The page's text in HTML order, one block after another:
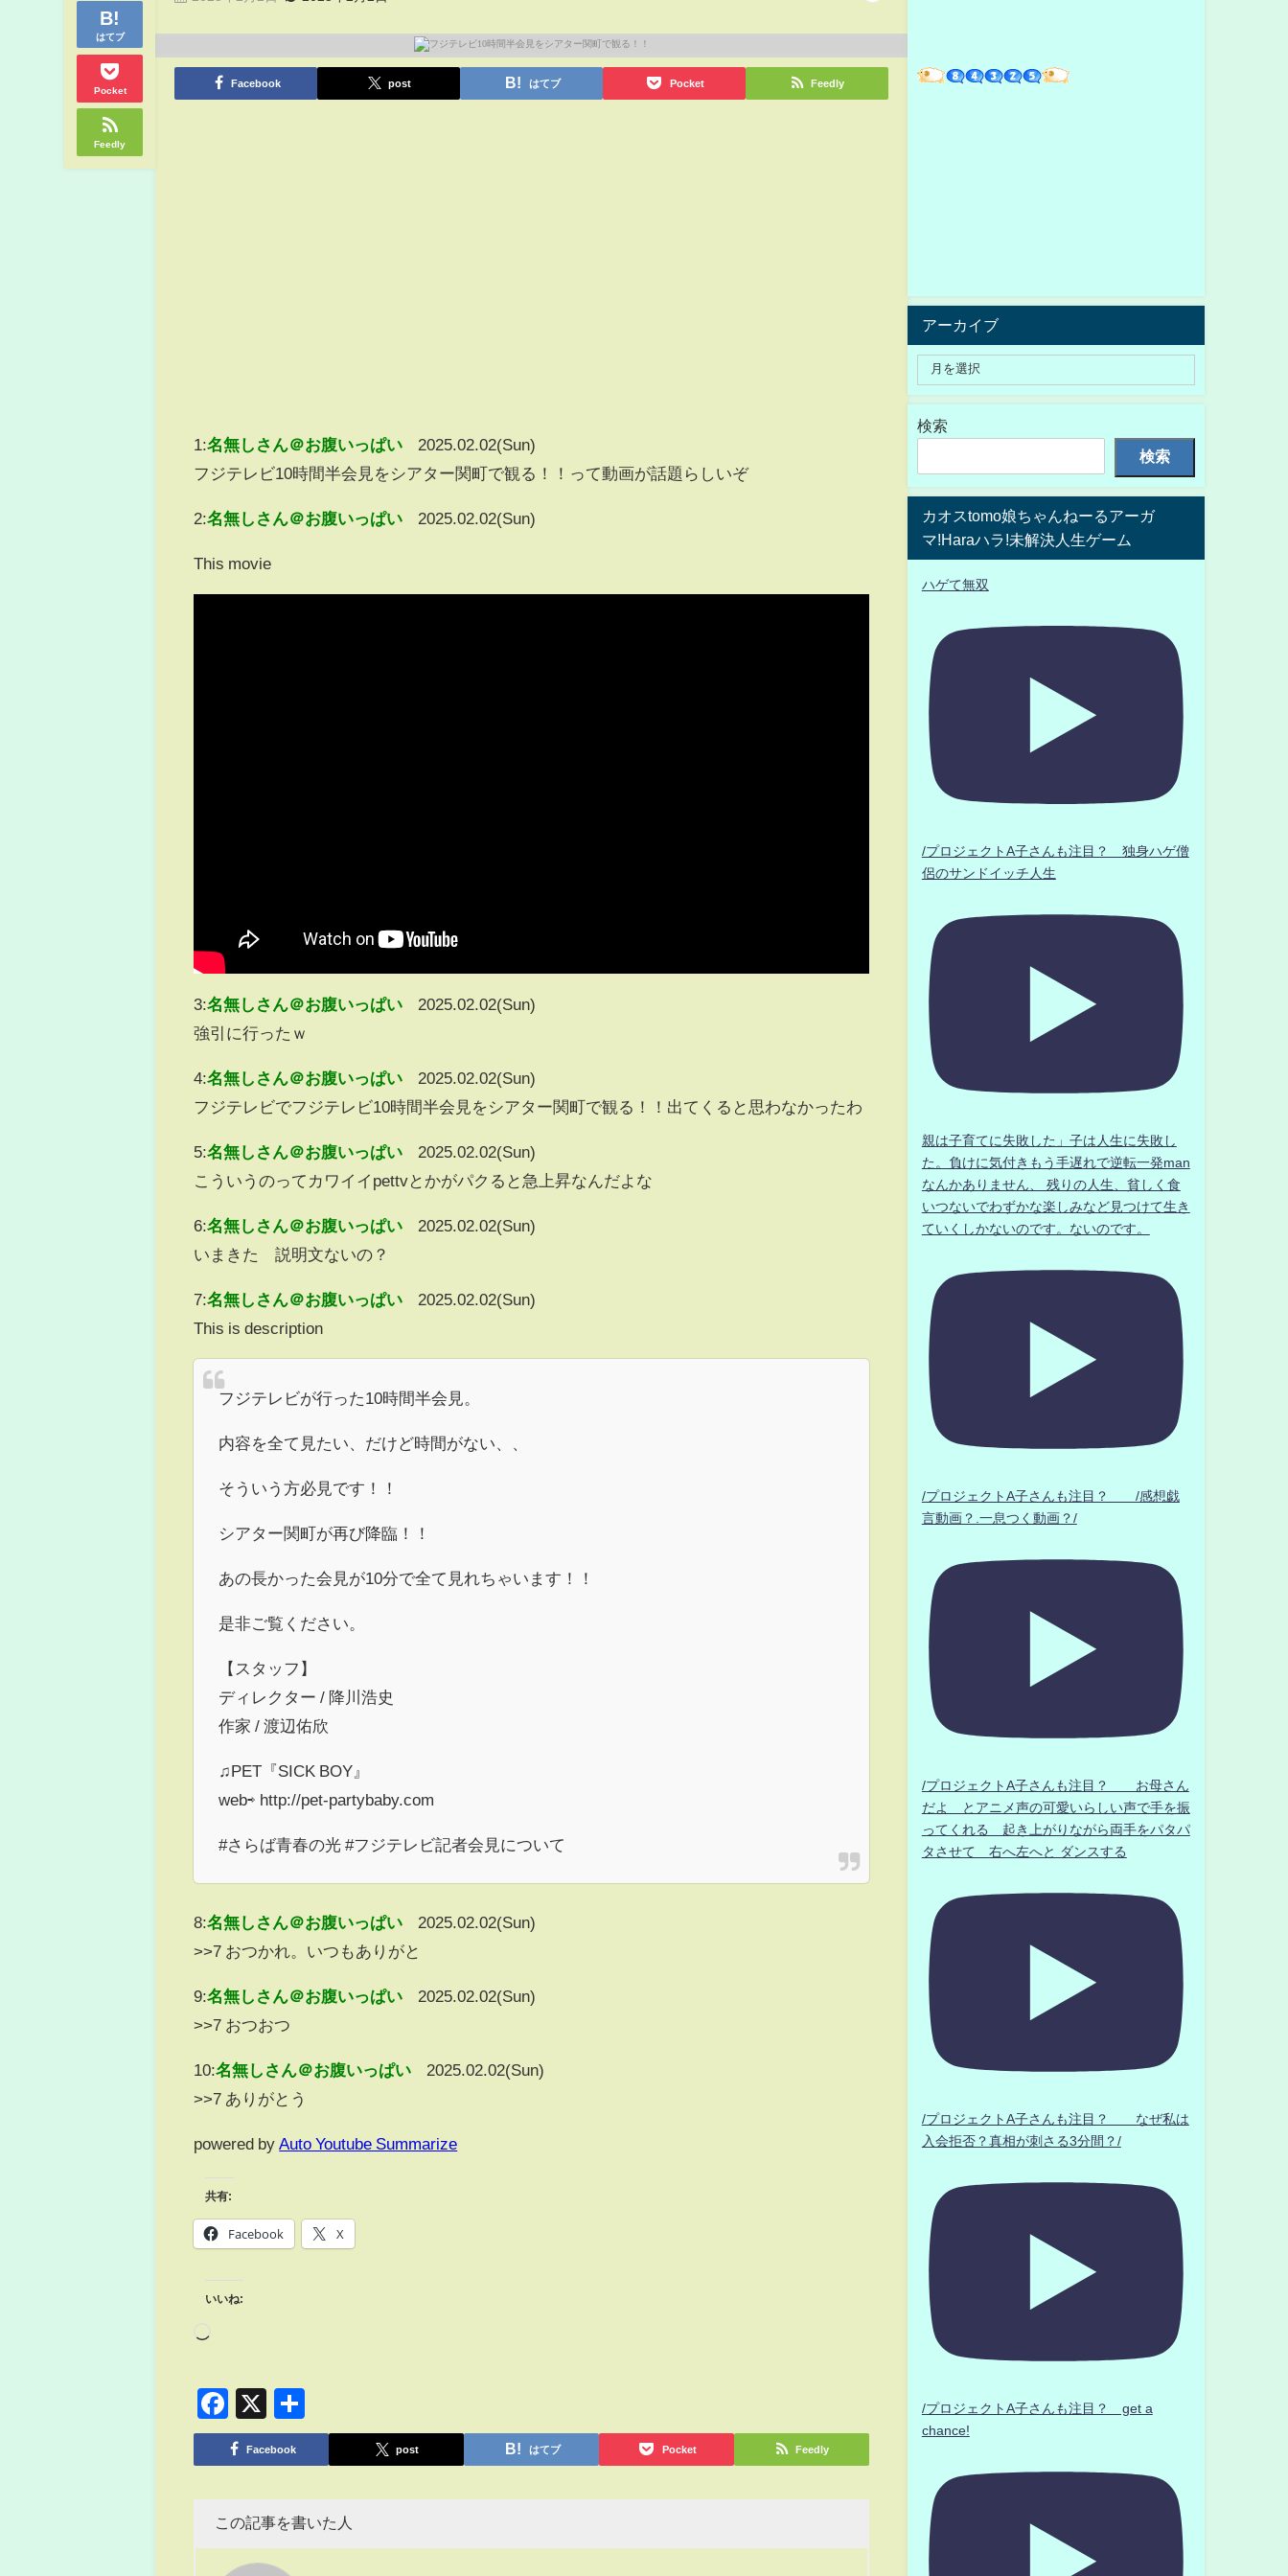
はてブ
Pocket
Feedly
Facebook post はてブ Pocket Feedly
1:名無しさん＠お腹いっぱい
2025.02.02(Sun)
フジテレビ10時間半会見をシアター関町で観る！！って動画が話題らしいぞ
2:名無しさん＠お腹いっぱい 2025.02.02(Sun)
This movie
3:名無しさん＠お腹いっぱい
2025.02.02(Sun)
強引に行ったｗ
4:名無しさん＠お腹いっぱい
2025.02.02(Sun)
フジテレビでフジテレビ10時間半会見をシアター関町で観る！！出てくると思わなかったわ
5:名無しさん＠お腹いっぱい
2025.02.02(Sun)
こういうのってカワイイpettvとかがパクると急上昇なんだよな
6:名無しさん＠お腹いっぱい
2025.02.02(Sun)
いまきた 説明文ないの？
7:名無しさん＠お腹いっぱい
2025.02.02(Sun)
This is description
フジテレビが行った10時間半会見。
内容を全て見たい、だけど時間がない、、
そういう方必見です！！
シアター関町が再び降臨！！
あの長かった会見が10分で全て見れちゃいます！！
是非ご覧ください。
【スタッフ】
ディレクター / 降川浩史
作家 / 渡辺佑欣
♫PET『SICK BOY』
web⇨ http://pet-partybaby.com
#さらば青春の光 #フジテレビ記者会見について
8:名無しさん＠お腹いっぱい
2025.02.02(Sun)
>>7 おつかれ。いつもありがと
9:名無しさん＠お腹いっぱい
2025.02.02(Sun)
>>7 おつおつ
10:名無しさん＠お腹いっぱい
2025.02.02(Sun)
>>7 ありがとう
powered by Auto Youtube Summarize
共有:
Facebook X
いいね:
Facebook
X
有
Facebook post はてブ Pocket Feedly
この記事を書いた人
アーカイブ
検索
検索
カオスtomo娘ちゃんねーるアーガ
マ!Haraハラ!未解決人生ゲーム
ハゲて無双
/プロジェクトA子さんも注目？ 独身ハゲ僧
侶のサンドイッチ人生
親は子育てに失敗した」子は人生に失敗し
た。負けに気付きもう手遅れで逆転一発man
なんかありません、 残りの人生、貧しく食
いつないでわずかな楽しみなど見つけて生き
ていくしかないのです。ないのです。
/プロジェクトA子さんも注目？ /感想戯
言動画？.一息つく動画？/
/プロジェクトA子さんも注目？ お母さん
だよ とアニメ声の可愛いらしい声で手を振
ってくれる 起き上がりながら両手をパタパ
タさせて 右へ左へと ダンスする
/プロジェクトA子さんも注目？ なぜ私は
入会拒否？真相が刺さる3分間？/
/プロジェクトA子さんも注目？ get a
chance!